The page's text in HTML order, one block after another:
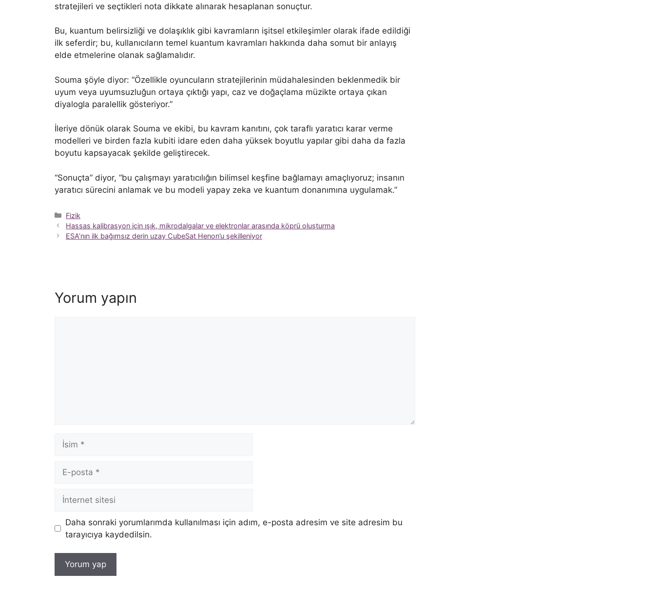
stratejileri ve seçtikleri nota dikkate alınarak hesaplanan sonuçtur.
Bu, kuantum belirsizliği ve dolaşıklık gibi kavramların işitsel etkileşimler olarak ifade edildiği
ilk seferdir; bu, kullanıcıların temel kuantum kavramları hakkında daha somut bir anlayış
elde etmelerine olanak sağlamalıdır.
Souma şöyle diyor: “Özellikle oyuncuların stratejilerinin müdahalesinden beklenmedik bir
uyum veya uyumsuzluğun ortaya çıktığı yapı, caz ve doğaçlama müzikte ortaya çıkan
diyalogla paralellik gösteriyor.”
İleriye dönük olarak Souma ve ekibi, bu kavram kanıtını, çok taraflı yaratıcı karar verme
modelleri ve birden fazla kubiti idare eden daha yüksek boyutlu yapılar gibi daha da fazla
boyutu kapsayacak şekilde geliştirecek.
“Sonuçta” diyor, “bu çalışmayı yaratıcılığın bilimsel keşfine bağlamayı amaçlıyoruz; insanın
yaratıcı sürecini anlamak ve bu modeli yapay zeka ve kuantum donanımına uygulamak.”
Kategoriler
Fizik
Hassas kalibrasyon için ışık, mikrodalgalar ve elektronlar arasında köprü oluşturma
ESA’nın ilk bağımsız derin uzay CubeSat Henon’u şekilleniyor
Yorum yapın
İsim
posta
İnternet
sitesi
Daha sonraki yorumlarımda kullanılması için adım, e-posta adresim ve site adresim bu
tarayıcıya kaydedilsin.